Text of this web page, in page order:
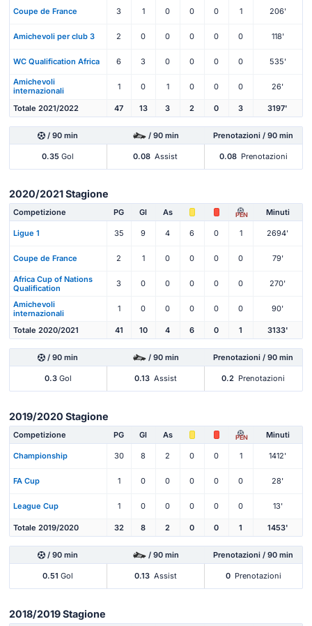
Coupe de France 3 1 0 0 0 1 206'
Amichevoli per club 3 2 0 0 0 0 0 118'
WC Qualification Africa 6 3 0 0 0 0 535'
Amichevoli
internazionali
1 0 1 0 0 0 26'
Totale 2021/2022 47 13 3 2 0 3 3197'
/ 90 min / 90 min Prenotazioni / 90 min
0.35 Gol 0.08 Assist 0.08 Prenotazioni
2020/2021 Stagione
Competizione PG Gl As PEN Minuti
Ligue 1 35 9 4 6 0 1 2694'
Coupe de France 2 1 0 0 0 0 79'
Africa Cup of Nations
Qualification
3 0 0 0 0 0 270'
Amichevoli
internazionali
1 0 0 0 0 0 90'
Totale 2020/2021 41 10 4 6 0 1 3133'
/ 90 min / 90 min Prenotazioni / 90 min
0.3Gol 0.13 Assist 0.2 Prenotazioni
2019/2020 Stagione
Competizione PG Gl As PEN Minuti
Championship 30 8 2 0 0 1 1412'
FA Cup 1 0 0 0 0 0 28'
League Cup 1 0 0 0 0 0 13'
Totale 2019/2020 32 8 2 0 0 1 1453'
/ 90 min / 90 min Prenotazioni / 90 min
0.51 Gol 0.13 Assist 0 Prenotazioni
2018/2019 Stagione